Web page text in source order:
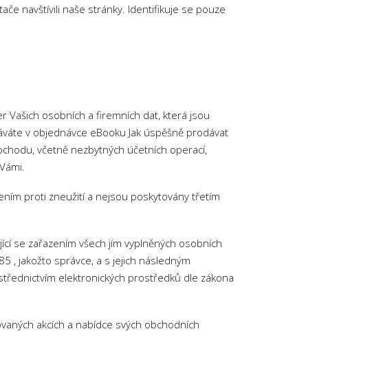
navštívili naše stránky. Identifikuje se pouze
Vašich osobních a firemních dat, která jsou
v objednávce eBooku Jak úspěšně prodávat
včetně nezbytných účetních operací,
proti zneužití a nejsou poskytovány třetím
se zařazením všech jím vyplněných osobních
, jakožto správce, a s jejich následným
elektronických prostředků dle zákona
akcích a nabídce svých obchodních